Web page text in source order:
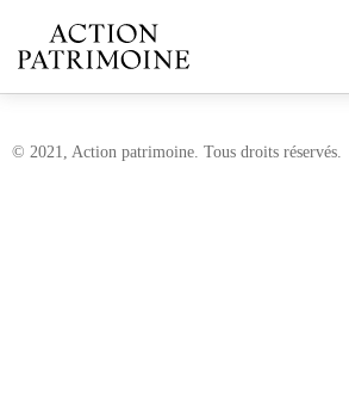
© 2021, Action patrimoine. Tous droits réservés.